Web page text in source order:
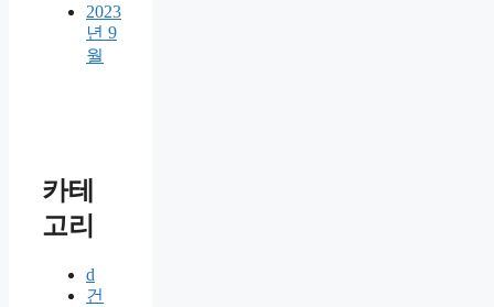
2023
년 9
월
카테
고리
d
건